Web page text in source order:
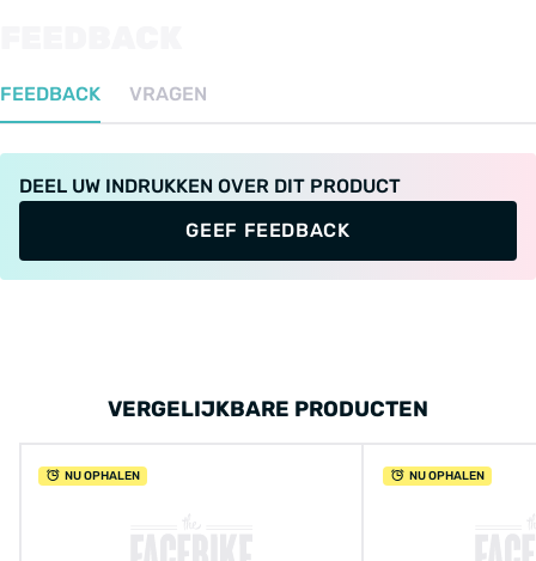
FEEDBACK VRAGEN
DEEL UW INDRUKKEN OVER DIT PRODUCT
GEEF FEEDBACK
VERGELIJKBARE PRODUCTEN
NU OPHALEN NU OPHALEN